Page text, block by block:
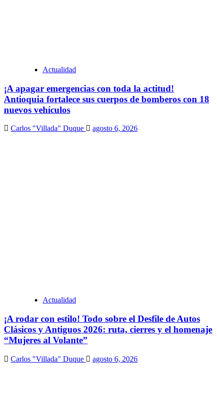
Actualidad
¡A apagar emergencias con toda la actitud!
Antioquia fortalece sus cuerpos de bomberos con 18
nuevos vehículos
Carlos "Villada" Duque agosto 6, 2026
Actualidad
¡A rodar con estilo! Todo sobre el Desfile de Autos
Clásicos y Antiguos 2026: ruta, cierres y el homenaje
“Mujeres al Volante”
Carlos "Villada" Duque agosto 6, 2026